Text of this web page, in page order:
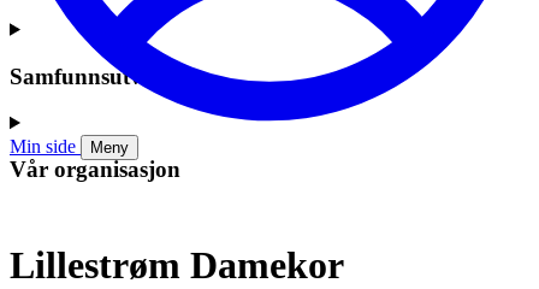
Min side Meny
Samfunnsutvikling
Vår organisasjon
Lillestrøm Damekor